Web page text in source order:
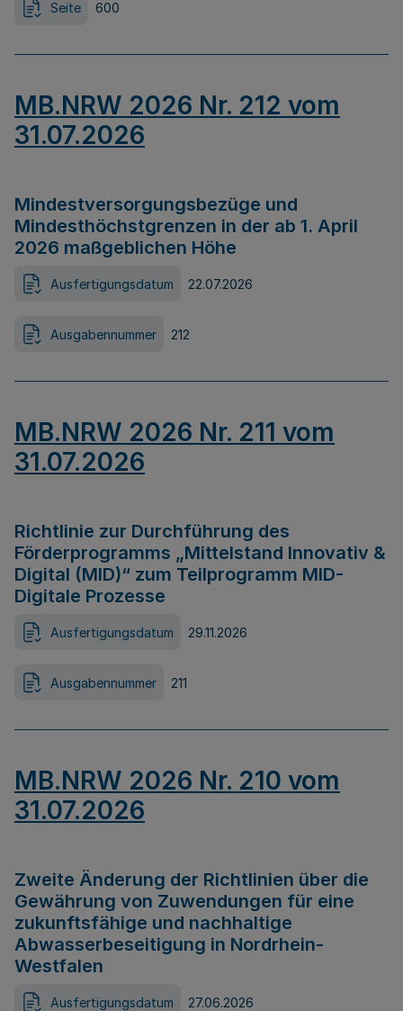
Seite 600
MB.NRW 2026 Nr. 212 vom
31.07.2026
Mindestversorgungsbezüge und
Mindesthöchstgrenzen in der ab 1. April
2026 maßgeblichen Höhe
Ausfertigungsdatum 22.07.2026
Ausgabennummer 212
MB.NRW 2026 Nr. 211 vom
31.07.2026
Richtlinie zur Durchführung des
Förderprogramms „Mittelstand Innovativ &
Digital (MID)“ zum Teilprogramm MID-
Digitale Prozesse
Ausfertigungsdatum 29.11.2026
Ausgabennummer 211
MB.NRW 2026 Nr. 210 vom
31.07.2026
Zweite Änderung der Richtlinien über die
Gewährung von Zuwendungen für eine
zukunftsfähige und nachhaltige
Abwasserbeseitigung in Nordrhein-
Westfalen
Ausfertigungsdatum 27.06.2026